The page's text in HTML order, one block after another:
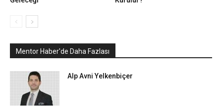
Mentor Haber'de Daha Fazlası
Alp Avni Yelkenbiçer